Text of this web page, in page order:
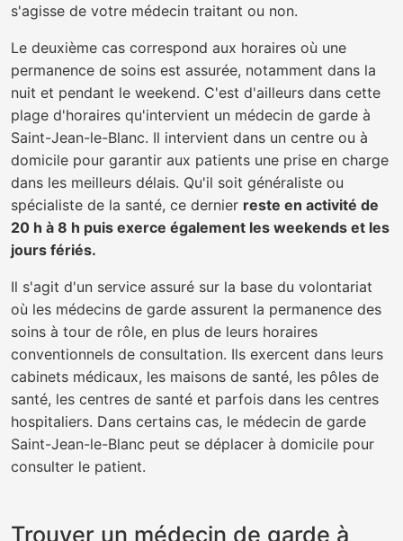
s'agisse de votre médecin traitant ou non.
Le deuxième cas correspond aux horaires où une
permanence de soins est assurée, notamment dans la
nuit et pendant le weekend. C'est d'ailleurs dans cette
plage d'horaires qu'intervient un médecin de garde à
Saint-Jean-le-Blanc. Il intervient dans un centre ou à
domicile pour garantir aux patients une prise en charge
dans les meilleurs délais. Qu'il soit généraliste ou
spécialiste de la santé, ce dernier reste en activité de
20 h à 8 h puis exerce également les weekends et les
jours fériés.
Il s'agit d'un service assuré sur la base du volontariat
où les médecins de garde assurent la permanence des
soins à tour de rôle, en plus de leurs horaires
conventionnels de consultation. Ils exercent dans leurs
cabinets médicaux, les maisons de santé, les pôles de
santé, les centres de santé et parfois dans les centres
hospitaliers. Dans certains cas, le médecin de garde
Saint-Jean-le-Blanc peut se déplacer à domicile pour
consulter le patient.
Trouver un médecin de garde à